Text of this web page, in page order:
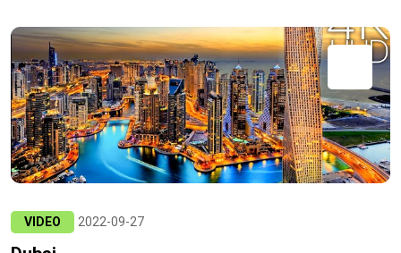
VIDEO 2022-09-27